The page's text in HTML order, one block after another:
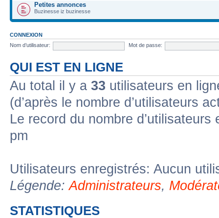
Petites annonces
Buzinesse iz buzinesse
CONNEXION
Nom d’utilisateur:
Mot de passe:
QUI EST EN LIGNE
Au total il y a 33 utilisateurs en
(d’après le nombre d’utilisateurs
Le record du nombre
pm
Utilisateurs enregistrés: Aucun
Légende:Administrateurs,
STATISTIQUES